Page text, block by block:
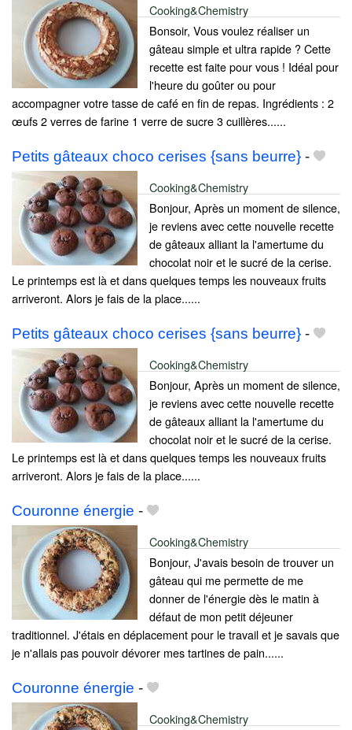
Cooking&Chemistry
Bonsoir, Vous voulez réaliser un
gâteau simple et ultra rapide ? Cette
recette est faite pour vous ! Idéal pour
l'heure du goûter ou pour
accompagner votre tasse de café en fin de repas. Ingrédients : 2
œufs 2 verres de farine 1 verre de sucre 3 cuillères......
Petits gâteaux choco cerises {sans beurre} -
Cooking&Chemistry
Bonjour, Après un moment de silence,
je reviens avec cette nouvelle recette
de gâteaux alliant la l'amertume du
chocolat noir et le sucré de la cerise.
Le printemps est là et dans quelques temps les nouveaux fruits
arriveront. Alors je fais de la place......
Petits gâteaux choco cerises {sans beurre} -
Cooking&Chemistry
Bonjour, Après un moment de silence,
je reviens avec cette nouvelle recette
de gâteaux alliant la l'amertume du
chocolat noir et le sucré de la cerise.
Le printemps est là et dans quelques temps les nouveaux fruits
arriveront. Alors je fais de la place......
Couronne énergie -
Cooking&Chemistry
Bonjour, J'avais besoin de trouver un
gâteau qui me permette de me
donner de l'énergie dès le matin à
défaut de mon petit déjeuner
traditionnel. J'étais en déplacement pour le travail et je savais que
je n'allais pas pouvoir dévorer mes tartines de pain......
Couronne énergie -
Cooking&Chemistry